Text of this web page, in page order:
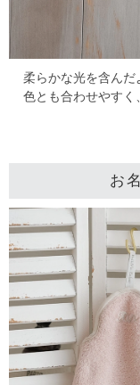
柔らかな光を含んだ
色とも合わせやすく
お